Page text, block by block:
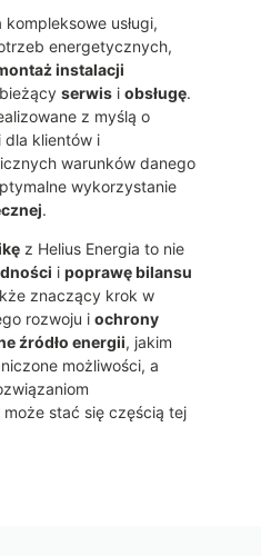
usługi,
energetycznych,
instalacji
serwis i obsługę.
z myślą o
dla klientów i
warunków danego
wykorzystanie
.
z Helius Energia to nie
i poprawę bilansu
znaczący krok w
rozwoju i ochrony
źródło energii, jakim
możliwości, a
stać się częścią tej